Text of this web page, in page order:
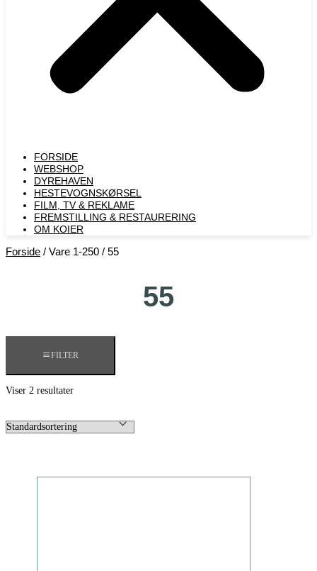
FORSIDE
WEBSHOP
DYREHAVEN
HESTEVOGNSKØRSEL
FILM, TV & REKLAME
FREMSTILLING & RESTAURERING​
OM KOIER
Forside / Vare 1-250 / 55
55
FILTER
Viser 2 resultater